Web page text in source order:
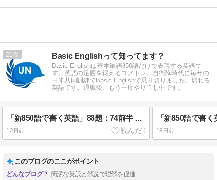
21 Basic Englishって知ってます？
Basic Englishは基本単語850語だけで表現する英語で
す。英語の足腰を鍛えるコアトレ。自衛隊時代に毎年の
日米共同訓練でBasic Englishで乗り切りました。切れる
英語です。退職後、もう一度やり直し中です。
「新850語で書く英語」88題：74前半 「銀行口座」
12日前 18日前
このブログのここがポイント
簡潔な英訳と解説で理解を促進